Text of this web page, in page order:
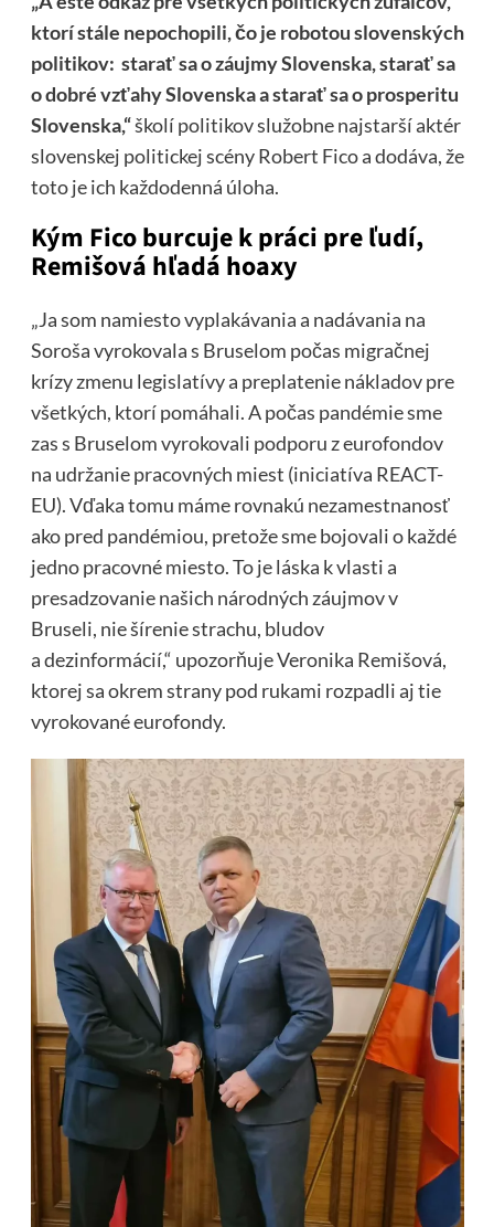
ktorí stále nepochopili, čo je robotou slovenských
politikov: starať sa o záujmy Slovenska, starať sa
o dobré vzťahy Slovenska a starať sa o prosperitu
Slovenska,“školí politikov služobne najstarší aktér
slovenskej politickej scény Robert Fico a dodáva, že
toto je ich každodenná úloha.
Kým Fico burcuje k práci pre ľudí,
Remišová hľadá hoaxy
„Ja som namiesto vyplakávania a nadávania na
Soroša vyrokovala s Bruselom počas migračnej
krízy zmenu legislatívy a preplatenie nákladov pre
všetkých, ktorí pomáhali. A počas pandémie sme
zas s Bruselom vyrokovali podporu z eurofondov
na udržanie pracovných miest (iniciatíva REACT-
EU). Vďaka tomu máme rovnakú nezamestnanosť
ako pred pandémiou, pretože sme bojovali o každé
jedno pracovné miesto. To je láska k vlasti a
presadzovanie našich národných záujmov v
Bruseli, nie šírenie strachu, bludov
a dezinformácií,“ upozorňuje Veronika Remišová,
ktorej sa okrem strany pod rukami rozpadli aj tie
vyrokované eurofondy.